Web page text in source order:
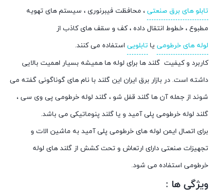
تابلو های برق صنعتی ، محافظت فیبرنوری ، سیستم های تهویه
مطبوع ، خطوط انتقال داده ، کف و سقف های کاذب از
لوله های خرطومی یا تابلویی استفاده می کنند.
کاربرد و کیفیت گلند ها برای لوله ها همیشه بسیار اهمیت بالایی
داشته است. در بازار برق ایران این گلند با نام های گوناگونی گفته می
شوند از جمله آن ها گلند قفل شو ، گلند لوله خرطومی پی وی سی ،
گلند لوله خرطومی پلی آمید و یا گلند پنوماتیکی می باشد.
برای اتصال ايمن لوله های خرطومی پلی آميد به ماشين الات و
تجهيزات صنعتی دارای ارتعاش و تحت کشش از گلند های لوله
خرطومی استفاده می شود.
ویژگی ها :